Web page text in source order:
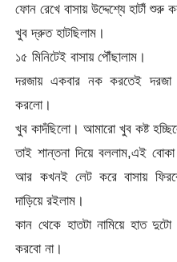
ফোন রেখে বাসায় উদ্দেশ্যে হাটাঁ শুরু
খুব দ্রুত হাটছিলাম।
১৫ মিনিটেই বাসায় পৌঁছালাম।
দরজায় একবার নক করতেই
করলো।
খুব কাদঁছিলো। আমারো খুব কষ্ট
তাই শান্তনা দিয়ে বললাম,এই
আর কখনই লেট করে বাসায়
দাড়িয়ে রইলাম।
কান থেকে হাতটা নামিয়ে হাত
করবো না।